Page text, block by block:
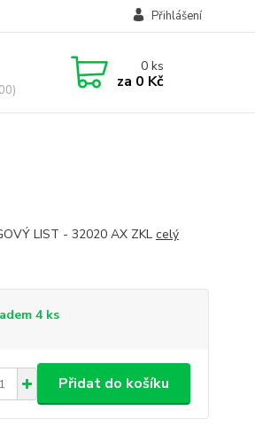
Přihlášení
0ks
za 0 Kč
LIST - 32020 AX ZKL celý
4 ks
Přidat do košíku